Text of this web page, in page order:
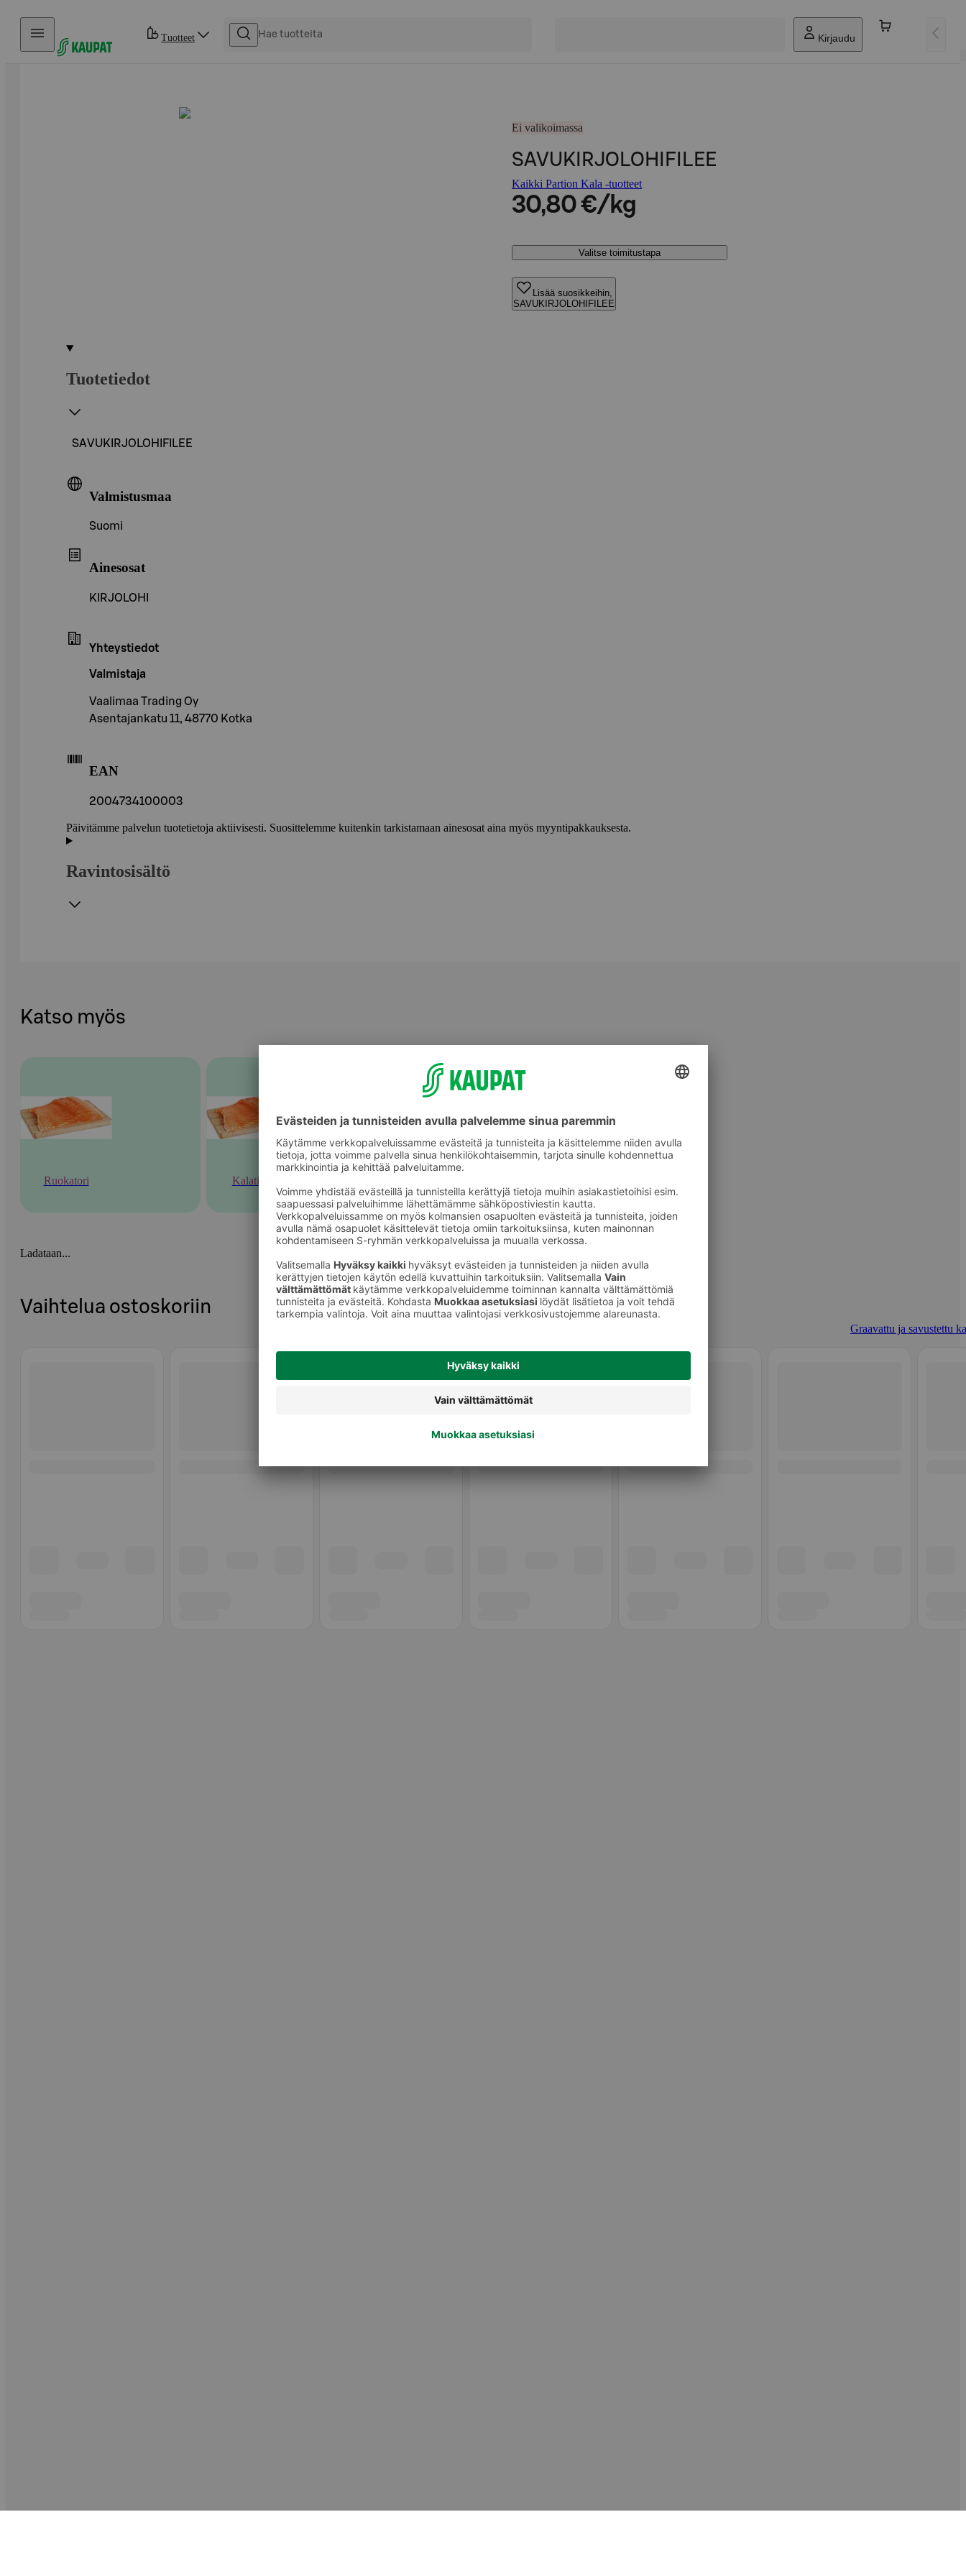
Hyppää sisältöön
Tuotteet Kirjaudu
Ei valikoimassa
SAVUKIRJOLOHIFILEE
Kaikki Partion Kala -tuotteet
30,80 €/kg
Valitse toimitustapa
Lisää suosikkeihin,
SAVUKIRJOLOHIFILEE
Tuotetiedot
SAVUKIRJOLOHIFILEE
Valmistusmaa
Suomi
Ainesosat
KIRJOLOHI
Yhteystiedot
Valmistaja
Vaalimaa Trading Oy
Asentajankatu 11, 48770 Kotka
EAN
2004734100003
Päivitämme palvelun tuotetietoja aktiivisesti. Suosittelemme kuitenkin tarkistamaan ainesosat aina myös myyntipakkauksesta.
Ravintosisältö
Katso myös
Ruokatori Kalatiski
Ladataan...
Vaihtelua ostoskoriin
Graavattu ja savustettu